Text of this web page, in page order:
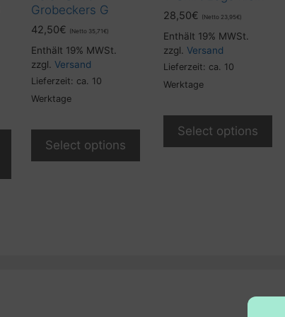
Grobeckers G
42,50€ (Netto 35,71€)
Enthält 19% MWSt.
zzgl. Versand
Lieferzeit: ca. 10
Werktage
Select options
28,50€ (Netto 23,95€)
Enthält 19% MWSt.
zzgl.Versand
Lieferzeit: ca. 10
Werktage
Select options